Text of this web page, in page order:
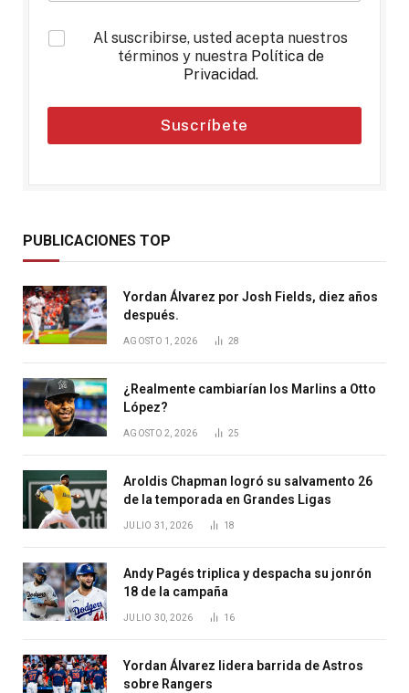
*
Al suscribirse, usted acepta nuestros
términos y nuestra Política de
Privacidad.
Suscríbete
PUBLICACIONES TOP
Yordan Álvarez por Josh Fields, diez años
después.
AGOSTO 1, 2026 28
¿Realmente cambiarían los Marlins a Otto
López?
AGOSTO 2, 2026 25
Aroldis Chapman logró su salvamento 26
de la temporada en Grandes Ligas
JULIO 31, 2026 18
Andy Pagés triplica y despacha su jonrón
18 de la campaña
JULIO 30, 2026 16
Yordan Álvarez lidera barrida de Astros
sobre Rangers